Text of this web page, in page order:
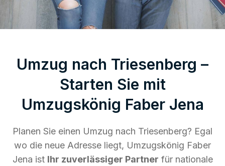
Umzug nach Triesenberg –
Starten Sie mit
Umzugskönig Faber Jena
Planen Sie einen Umzug nach Triesenberg? Egal
wo die neue Adresse liegt, Umzugskönig Faber
Jena ist Ihr zuverlässiger Partner für nationale